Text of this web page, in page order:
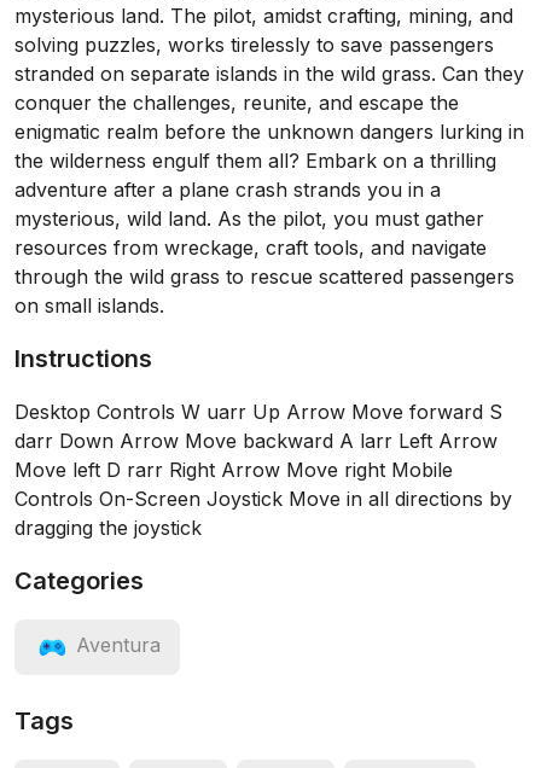
mysterious land. The pilot, amidst crafting, mining, and
solving puzzles, works tirelessly to save passengers
stranded on separate islands in the wild grass. Can they
conquer the challenges, reunite, and escape the
enigmatic realm before the unknown dangers lurking in
the wilderness engulf them all? Embark on a thrilling
adventure after a plane crash strands you in a
mysterious, wild land. As the pilot, you must gather
resources from wreckage, craft tools, and navigate
through the wild grass to rescue scattered passengers
on small islands.
Instructions
Desktop Controls W uarr Up Arrow Move forward S
darr Down Arrow Move backward A larr Left Arrow
Move left D rarr Right Arrow Move right Mobile
Controls On-Screen Joystick Move in all directions by
dragging the joystick
Categories
Aventura
Tags